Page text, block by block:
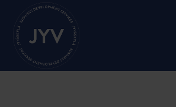
straight
content